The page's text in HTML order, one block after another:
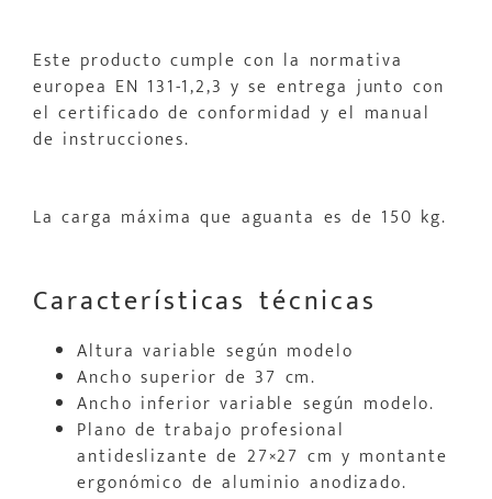
Este producto cumple con la normativa
europea EN 131-1,2,3 y se entrega junto con
el certificado de conformidad y el manual
de instrucciones.
La carga máxima que aguanta es de 150 kg.
Características técnicas
Altura variable según modelo
Ancho superior de 37 cm.
Ancho inferior variable según modelo.
Plano de trabajo profesional
antideslizante de 27×27 cm y montante
ergonómico de aluminio anodizado.